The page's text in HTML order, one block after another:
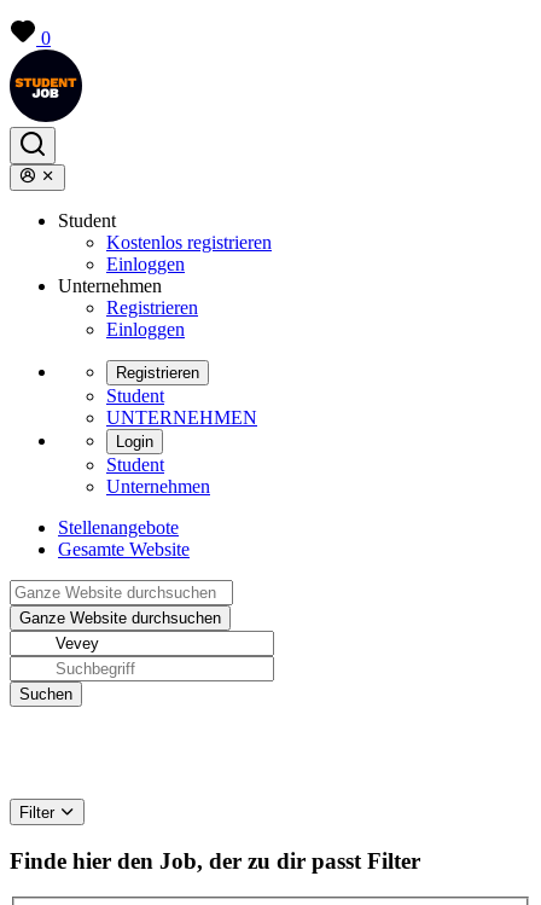
0
Student
Kostenlos registrieren
Einloggen
Unternehmen
Registrieren
Einloggen
Registrieren
Student
UNTERNEHMEN
Login
Student
Unternehmen
Stellenangebote
Gesamte Website
Filter
Finde hier den Job, der zu dir passt Filter